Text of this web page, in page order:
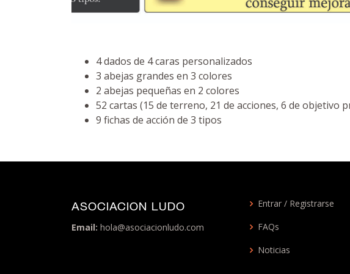
4 dados de 4 caras personalizados
3 abejas grandes en 3 colores
2 abejas pequeñas en 2 colores
52 cartas (15 de terreno, 21 de acciones, 6 de objetivo
9 fichas de acción de 3 tipos
ASOCIACION LUDO
Email: hola@asociacionludo.com
Entrar / Registrarse
FAQs
Noticias